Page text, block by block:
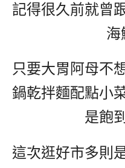
記得很久前就曾
海
只要大胃阿母不
鍋乾拌麵配點小
是飽
這次逛好市多則